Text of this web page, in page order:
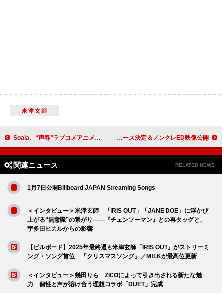
米津玄師
Soala、“声春”ラブコメアニメ『真夜中ハートチューン』エンディング担当 1/28配信へ a子、アニメ『ダーウィン事変』ED主題歌「Turn It Up」配信リリース決定＆ノンクレED映像公開
関連ニュース RELATED NEWS
1月7日公開Billboard JAPAN Streaming Songs
＜インタビュー＞米津玄師 「IRIS OUT」「JANE DOE」に浮かび
上がる“無意識”の繋がり――『チェンソーマン』との再タッグと、
宇多田ヒカルからの影響
【ビルボード】2025年最終週も米津玄師「IRIS OUT」がストリーミ
ング・ソング首位 「クリスマスソング」／M!LKが最高位更新
＜インタビュー＞幾田りら ZICOによって引き出される新たな魅
力 個性と声が溶け合う理想コラボ「DUET」完成